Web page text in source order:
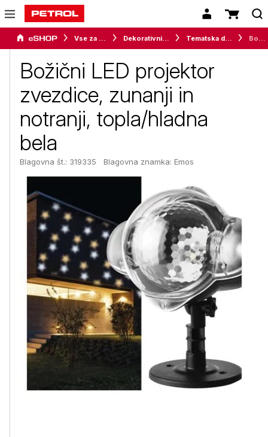
Vse za dom Dekorativni program Tematska dekoracija
Božični LED projektor
zvezdice, zunanji in
notranji, topla/hladna
bela
Blagovna št.: 319335 Blagovna znamka: Emos